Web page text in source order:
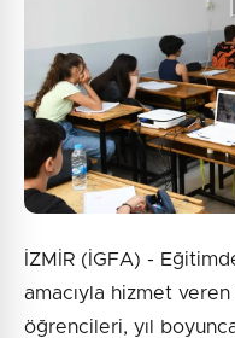
İZMİR (İGFA) -
amacıyla hizmet veren
öğrencileri, yıl